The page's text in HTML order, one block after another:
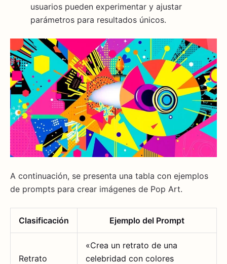
usuarios pueden experimentar y ajustar
parámetros para resultados únicos.
A continuación, se presenta una tabla con ejemplos
de prompts para crear imágenes de Pop Art.
Clasificación Ejemplo del Prompt
Retrato
«Crea un retrato de una
celebridad con colores